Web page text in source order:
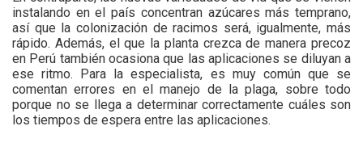
instalando en el país concentran azúcares más temprano,
así que la colonización de racimos será, igualmente, más
rápido. Además, el que la planta crezca de manera precoz
en Perú también ocasiona que las aplicaciones se diluyan a
ese ritmo. Para la especialista, es muy común que se
comentan errores en el manejo de la plaga, sobre todo
porque no se llega a determinar correctamente cuáles son
los tiempos de espera entre las aplicaciones.